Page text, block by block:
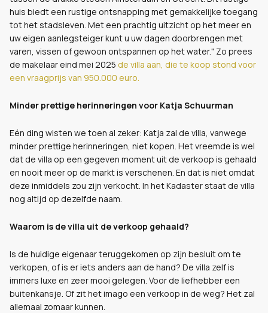
huis biedt een rustige ontsnapping met gemakkelijke toegang
tot het stadsleven. Met een prachtig uitzicht op het meer en
uw eigen aanlegsteiger kunt u uw dagen doorbrengen met
varen, vissen of gewoon ontspannen op het water." Zo prees
de makelaar eind mei 2025 de villa aan, die te koop stond voor
een vraagprijs van 950.000 euro.
Minder prettige herinneringen voor Katja Schuurman
Eén ding wisten we toen al zeker: Katja zal de villa, vanwege
minder prettige herinneringen, niet kopen. Het vreemde is wel
dat de villa op een gegeven moment uit de verkoop is gehaald
en nooit meer op de markt is verschenen. En dat is niet omdat
deze inmiddels zou zijn verkocht. In het Kadaster staat de villa
nog altijd op dezelfde naam.
Waarom is de villa uit de verkoop gehaald?
Is de huidige eigenaar teruggekomen op zijn besluit om te
verkopen, of is er iets anders aan de hand? De villa zelf is
immers luxe en zeer mooi gelegen. Voor de liefhebber een
buitenkansje. Of zit het imago een verkoop in de weg? Het zal
allemaal zomaar kunnen.